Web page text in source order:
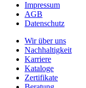
Impressum
AGB
Datenschutz
Wir über uns
Nachhaltigkeit
Karriere
Kataloge
Zertifikate